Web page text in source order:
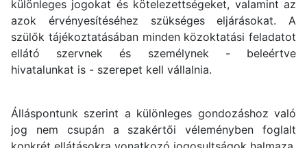
különleges jogokat és kötelezettségeket, valamint az
azok érvényesítéséhez szükséges eljárásokat. A
szülők tájékoztatásában minden közoktatási feladatot
ellátó szervnek és személynek - beleértve
hivatalunkat is - szerepet kell vállalnia.
Álláspontunk szerint a különleges gondozáshoz való
jog nem csupán a szakértői véleményben foglalt